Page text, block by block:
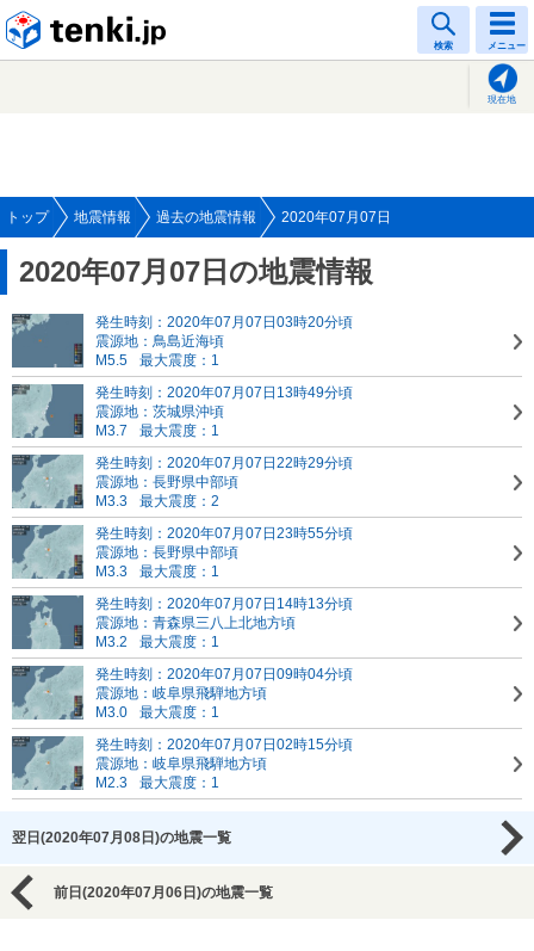
検索 メニュー
現在地
トップ 地震情報 過去の地震情報 2020年07月07日
2020年07月07日の地震情報
発生時刻：2020年07月07日03時20分頃
震源地：鳥島近海頃
M5.5
最大震度：1
発生時刻：2020年07月07日13時49分頃
震源地：茨城県沖頃
M3.7
最大震度：1
発生時刻：2020年07月07日22時29分頃
震源地：長野県中部頃
M3.3
最大震度：2
発生時刻：2020年07月07日23時55分頃
震源地：長野県中部頃
M3.3
最大震度：1
発生時刻：2020年07月07日14時13分頃
震源地：青森県三八上北地方頃
M3.2
最大震度：1
発生時刻：2020年07月07日09時04分頃
震源地：岐阜県飛騨地方頃
M3.0
最大震度：1
発生時刻：2020年07月07日02時15分頃
震源地：岐阜県飛騨地方頃
M2.3
最大震度：1
翌日(2020年07月08日)の地震一覧
前日(2020年07月06日)の地震一覧